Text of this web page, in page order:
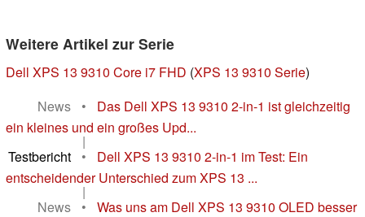
Weitere Artikel zur Serie
Dell XPS 13 9310 Core i7 FHD (XPS 13 9310 Serie)
News
•
Das Dell XPS 13 9310 2-in-1 ist gleichzeitig
ein kleines und ein großes Upd...
|
Testbericht
•
Dell XPS 13 9310 2-in-1 im Test: Ein
entscheidender Unterschied zum XPS 13 ...
|
News
•
Was uns am Dell XPS 13 9310 OLED besser